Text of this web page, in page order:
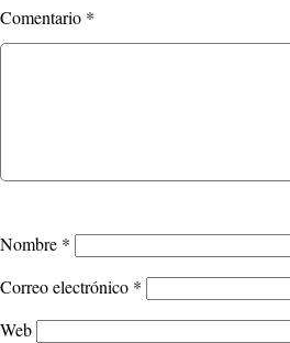
Comentario *
Nombre *
Correo electrónico *
Web